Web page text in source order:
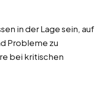
in der Lage sein, auf
Probleme zu
bei kritischen